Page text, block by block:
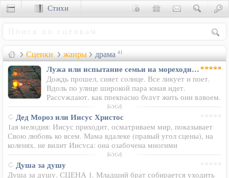
Сценки жанры драма 41
Лужа или испытание семьи на мореходность
Дождь прошел, сияет солнце. Все ликует и поет.
Вдоль по улице широкой пара юная идет.
Рассуждают, как прекрасно будут жить они вдвоем.
Он жених, она невеста, чувства бьют у них ключом.
Дед Мороз или Иисус Христос
1ая мелодия: Иисус приходит, осматриваем мир, показывает
Свою любовь ко всем. Мама вдалеке (правый угол сцены), на
коленях, не видит Иисуса: она озабочена многими
проблемами. Иисус подходит к маме, поднимает её,
показывает на небеса…
Душа за душу
Душа за душу. СЦЕНА 1. Младший брат собирается уходить
Стихи